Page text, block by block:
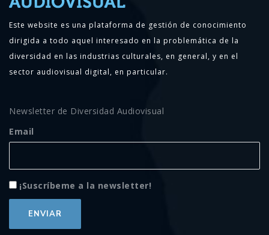
Este website es una plataforma de gestión de conocimiento
dirigida a todo aquel interesado en la problemática de la
diversidad en las industrias culturales, en general, y en el
sector audiovisual digital, en particular.
Newsletter de Diversidad Audiovisual
Email
¡Suscríbeme a la newsletter!